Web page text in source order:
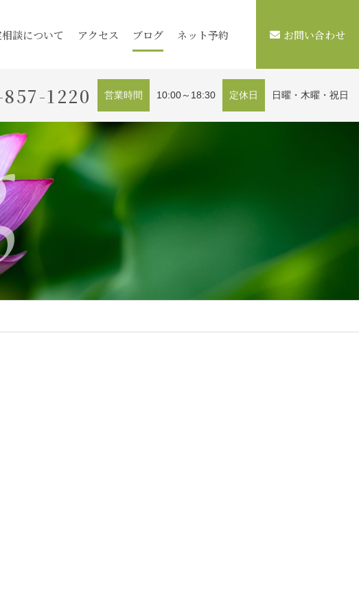
談について アクセス ブログ ネット予約 お問い合わせ
1220 営業時間 10:00～18:30 定休日 日曜・木曜・祝日